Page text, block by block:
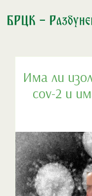
към
съдържанието
Има ли
cov-2 и